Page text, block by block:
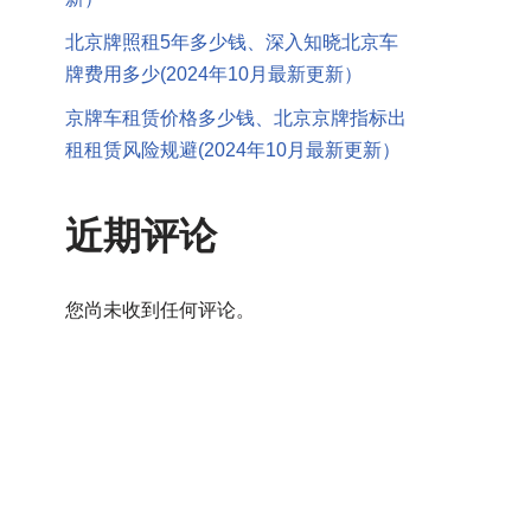
北京牌照租5年多少钱、深入知晓北京车
牌费用多少(2024年10月最新更新）
京牌车租赁价格多少钱、北京京牌指标出
租租赁风险规避(2024年10月最新更新）
近期评论
您尚未收到任何评论。